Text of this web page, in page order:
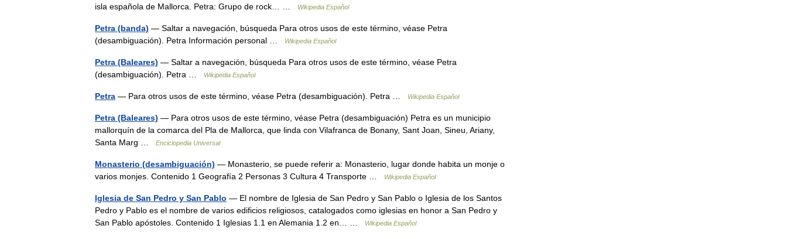
isla española de Mallorca. Petra: Grupo de rock… …
Wikipedia Español
Petra (banda) — Saltar a navegación, búsqueda Para otros usos de este término, véase Petra
(desambiguación). Petra Información personal …
Wikipedia Español
Petra (Baleares) — Saltar a navegación, búsqueda Para otros usos de este término, véase Petra
(desambiguación). Petra …
Wikipedia Español
Petra — Para otros usos de este término, véase Petra (desambiguación). Petra … Wikipedia Español
Petra (Baleares) — Para otros usos de este término, véase Petra (desambiguación) Petra es un municipio
mallorquín de la comarca del Pla de Mallorca, que linda con Vilafranca de Bonany, Sant Joan, Sineu, Ariany,
Santa Marg …
Enciclopedia Universal
Monasterio (desambiguación) — Monasterio, se puede referir a: Monasterio, lugar donde habita un monje o
varios monjes. Contenido 1 Geografía 2 Personas 3 Cultura 4 Transporte …
Wikipedia Español
Iglesia de San Pedro y San Pablo — El nombre de Iglesia de San Pedro y San Pablo o Iglesia de los Santos
Pedro y Pablo es el nombre de varios edificios religiosos, catalogados como iglesias en honor a San Pedro y
San Pablo apóstoles. Contenido 1 Iglesias 1.1 en Alemania 1.2 en… …
Wikipedia Español